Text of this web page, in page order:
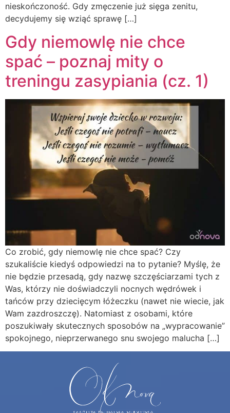
nieskończoność. Gdy zmęczenie już sięga zenitu,
decydujemy się wziąć sprawę […]
Gdy niemowlę nie chce
spać – poznaj mity o
treningu zasypiania (cz. 1)
Co zrobić, gdy niemowlę nie chce spać? Czy
szukaliście kiedyś odpowiedzi na to pytanie? Myślę, że
nie będzie przesadą, gdy nazwę szczęściarzami tych z
Was, którzy nie doświadczyli nocnych wędrówek i
tańców przy dziecięcym łóżeczku (nawet nie wiecie, jak
Wam zazdroszczę). Natomiast z osobami, które
poszukiwały skutecznych sposobów na „wypracowanie”
spokojnego, nieprzerwanego snu swojego malucha […]